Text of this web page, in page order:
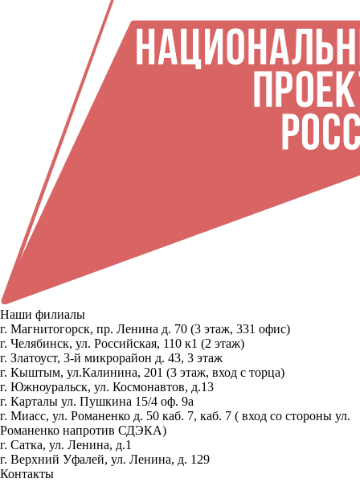
Наши филиалы
г. Магнитогорск, пр. Ленина д. 70 (3 этаж, 331 офис)
г. Челябинск, ул. Российская, 110 к1 (2 этаж)
г. Златоуст, 3-й микрорайон д. 43, 3 этаж
г. Кыштым, ул.Калинина, 201 (3 этаж, вход с торца)
г. Южноуральск, ул. Космонавтов, д.13
г. Карталы ул. Пушкина 15/4 оф. 9а
г. Миасс, ул. Романенко д. 50 каб. 7, каб. 7 ( вход со стороны ул.
Романенко напротив СДЭКА)
г. Сатка, ул. Ленина, д.1
г. Верхний Уфалей, ул. Ленина, д. 129
Контакты